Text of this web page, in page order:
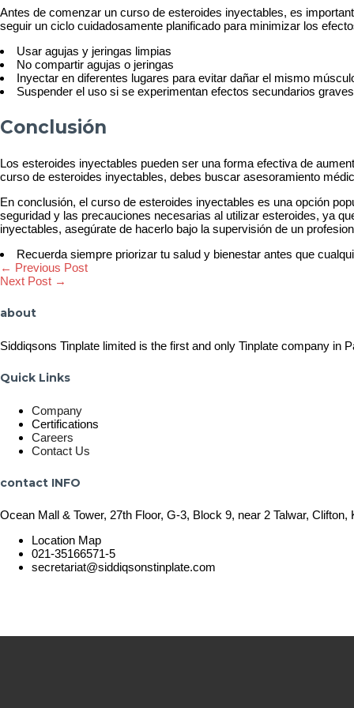
Antes de comenzar un curso de esteroides inyectables, es
seguir un ciclo cuidadosamente planificado para minimizar los
Usar agujas y jeringas limpias
No compartir agujas o jeringas
Inyectar en diferentes lugares para evitar dañar el mismo
Suspender el uso si se experimentan efectos secundarios graves
Conclusión
Los esteroides inyectables pueden ser una forma efectiva de
curso de esteroides inyectables, debes buscar asesoramiento
En conclusión, el curso de esteroides inyectables es una opción
seguridad y las precauciones necesarias al utilizar esteroides, ya
inyectables, asegúrate de hacerlo bajo la supervisión de un
Recuerda siempre priorizar tu salud y bienestar antes que
Post
navigation
← Previous Post
Next Post →
about
Siddiqsons Tinplate limited is the first and only Tinplate company in
Quick Links
Company
Certifications
Careers
Contact Us
contact INFO
Ocean Mall & Tower, 27th Floor, G-3, Block 9, near 2 Talwar, Clifton,
Location Map
021-35166571-5
secretariat@siddiqsonstinplate.com